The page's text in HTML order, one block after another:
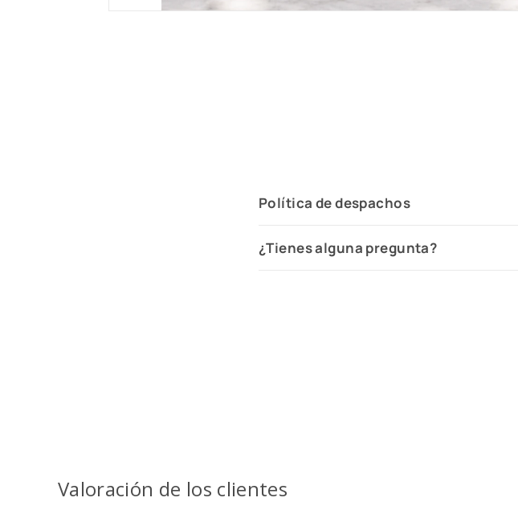
Política de despachos
¿Tienes alguna pregunta?
Valoración de los clientes